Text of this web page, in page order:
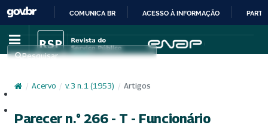
IR
PARA
CONTEÚDO
COMUNICA BR ACESSO À INFORMAÇÃO
Pesquisar
/ Acervo / v. 3 n. 1 (1953) / Artigos
Parecer n.° 266 - T - Funcionário